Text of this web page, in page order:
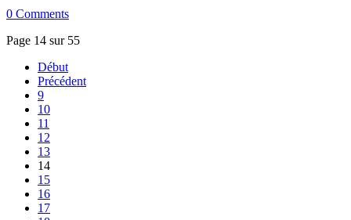
0 Comments
Page 14 sur 55
Début
Précédent
9
10
11
12
13
14
15
16
17